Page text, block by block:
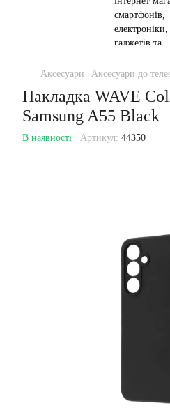
Аксесуари Аксесуари до
Накладка WAVE
Samsung A55 Black
В наявності Артикул: 44350